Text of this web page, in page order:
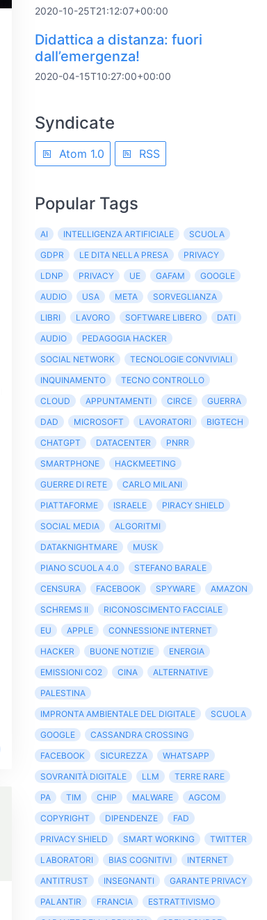
2020-10-25T21:12:07+00:00
Didattica a distanza: fuori
dall’emergenza!
2020-04-15T10:27:00+00:00
Syndicate
Atom 1.0 RSS
Popular Tags
AI INTELLIGENZA ARTIFICIALE
SCUOLA
GDPR
LE DITA NELLA PRESA
PRIVACY
LDNP
PRIVACY UE GAFAM
GOOGLE
AUDIO
USA META
SORVEGLIANZA
LIBRI
LAVORO SOFTWARE LIBERO
DATI
AUDIO
PEDAGOGIA HACKER
SOCIAL NETWORK
TECNOLOGIE CONVIVIALI
INQUINAMENTO
TECNO CONTROLLO
CLOUD
APPUNTAMENTI CIRCE
GUERRA
DAD
MICROSOFT LAVORATORI
BIGTECH
CHATGPT
DATACENTER
PNRR
SMARTPHONE
HACKMEETING
GUERRE DI RETE
CARLO MILANI
PIATTAFORME
ISRAELE
PIRACY SHIELD
SOCIAL MEDIA
ALGORITMI
DATAKNIGHTMARE
MUSK
PIANO SCUOLA 4.0
STEFANO BARALE
CENSURA
FACEBOOK SPYWARE
AMAZON
SCHREMS II
RICONOSCIMENTO FACCIALE
EU
APPLE
CONNESSIONE INTERNET
HACKER
BUONE NOTIZIE
ENERGIA
EMISSIONI CO2
CINA
ALTERNATIVE
PALESTINA
IMPRONTA AMBIENTALE DEL DIGITALE
SCUOLA
GOOGLE
CASSANDRA CROSSING
FACEBOOK
SICUREZZA
WHATSAPP
SOVRANITÀ DIGITALE
LLM
TERRE RARE
PA
TIM CHIP MALWARE
AGCOM
COPYRIGHT
DIPENDENZE
FAD
PRIVACY SHIELD
SMART WORKING
TWITTER
LABORATORI
BIAS COGNITIVI
INTERNET
ANTITRUST
INSEGNANTI
GARANTE PRIVACY
PALANTIR
FRANCIA
ESTRATTIVISMO